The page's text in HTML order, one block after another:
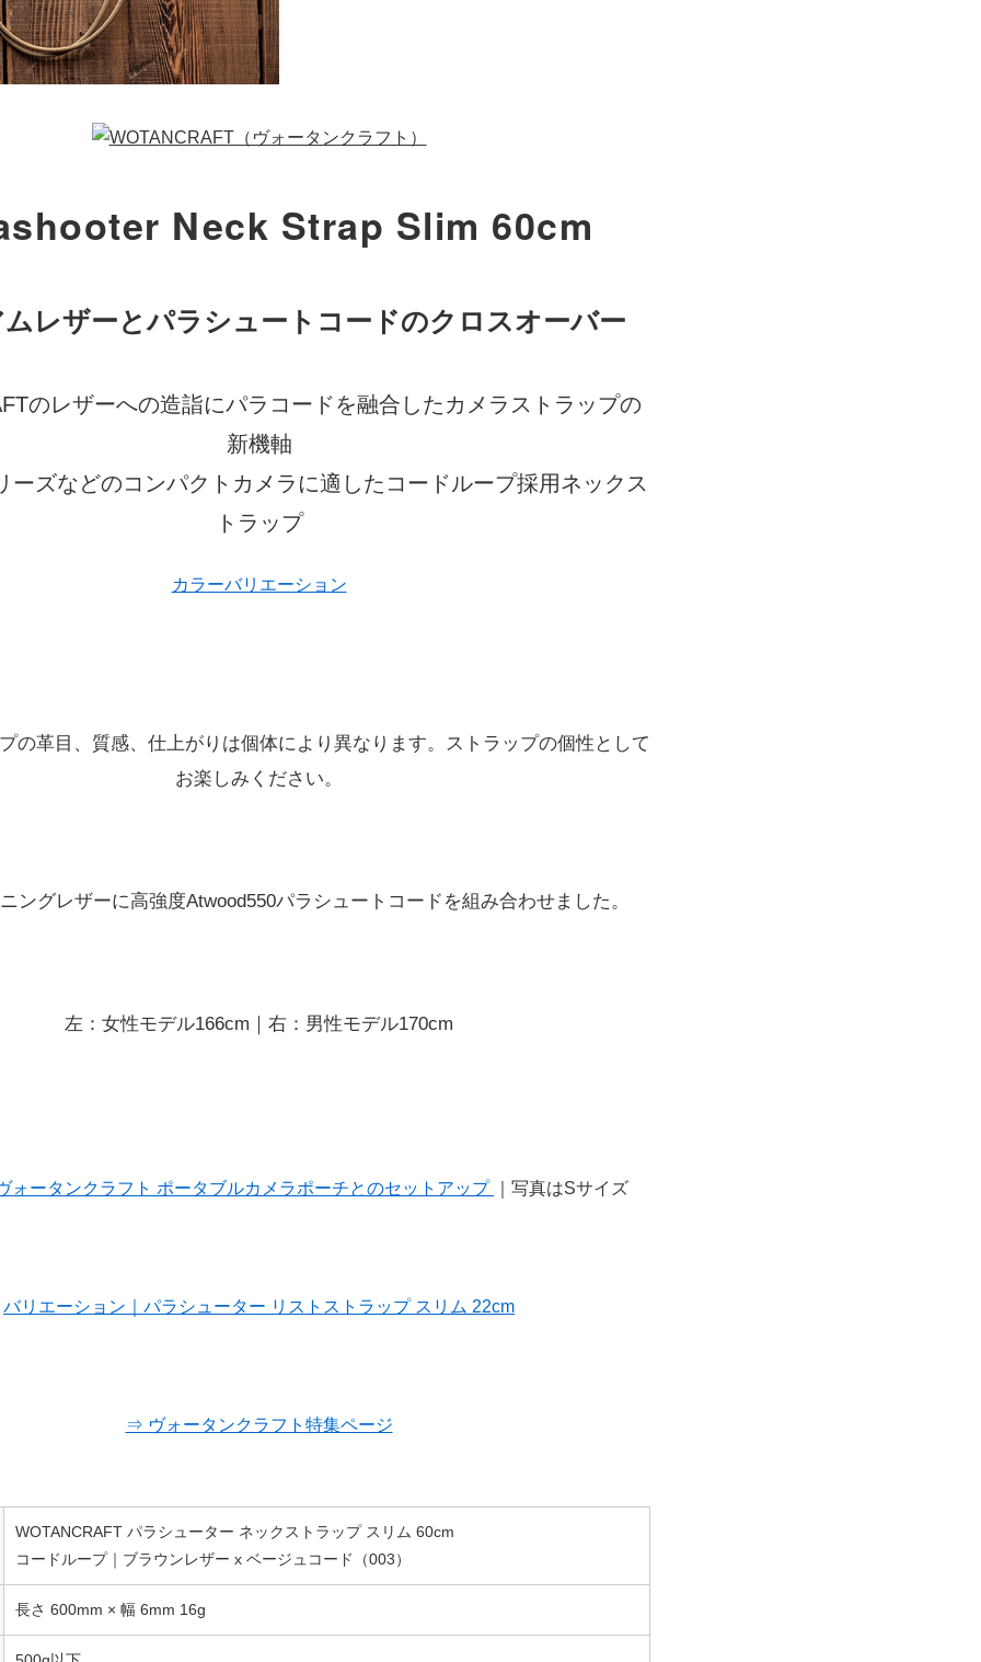
Neck Strap Slim 60cm
レザーとパラシュートコードのクロスオーバー
のレザーへの造詣にパラコードを融合したカメラストラップの
新機軸
ーズなどのコンパクトカメラに適したコードループ採用ネックス
トラップ
カラーバリエーション
の革目、質感、仕上がりは個体により異なります。ストラップの個性として
お楽しみください。
ングレザーに高強度Atwood550パラシュートコードを組み合わせました。
左：女性モデル166cm｜右：男性モデル170cm
ォータンクラフト ポータブルカメラポーチとのセットアップ ｜写真はSサイズ
バリエーション｜パラシューター リストストラップ スリム 22cm
⇒ ヴォータンクラフト特集ページ
WOTANCRAFT パラシューター ネックストラップ スリム 60cm
コードループ｜ブラウンレザー x ベージュコード（003）
長さ 600mm × 幅 6mm 16g